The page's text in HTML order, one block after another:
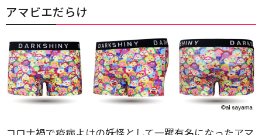
アマビエだらけ